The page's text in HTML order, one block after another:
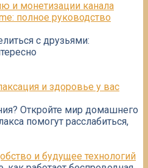
и монетизации канала
полное руководство
с друзьями:
и здоровье у вас
Откройте мир домашнего
помогут расслабиться,
и будущее технологий